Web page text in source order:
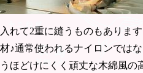
入れて2重に縫うものもありま
材♪通常使われるナイロンでは
うほどけにくく頑丈な木綿風の